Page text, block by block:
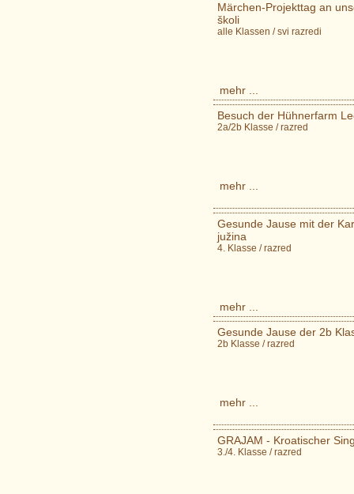
Märchen-Projekttag an
školi
alle Klassen / svi razredi
mehr ...
Besuch der Hühnerfarm
2a/2b Klasse / razred
mehr ...
Gesunde Jause mit der
južina
4. Klasse / razred
mehr ...
Gesunde Jause der 2b
2b Klasse / razred
mehr ...
GRAJAM - Kroatischer
3./4. Klasse / razred